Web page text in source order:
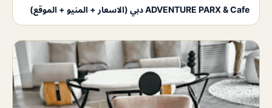
ADVENTURE PARX & Cafe دبي (الاسعار + المنيو + الموقع)